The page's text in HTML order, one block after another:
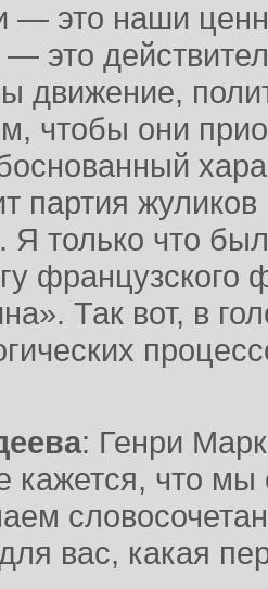
— это наши
это
движение,
чтобы они
партия
Я только что
Так вот, в
: Генри
кажется, что
вас, какая